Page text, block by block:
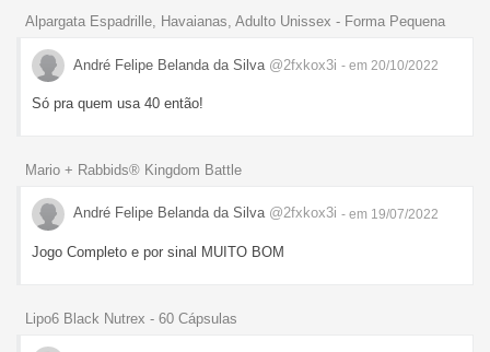
Alpargata Espadrille, Havaianas, Adulto Unissex - Forma Pequena
André Felipe Belanda da Silva @2fxkox3i - em 20/10/2022
Só pra quem usa 40 então!
Mario + Rabbids® Kingdom Battle
André Felipe Belanda da Silva @2fxkox3i - em 19/07/2022
Jogo Completo e por sinal MUITO BOM
Lipo6 Black Nutrex - 60 Cápsulas